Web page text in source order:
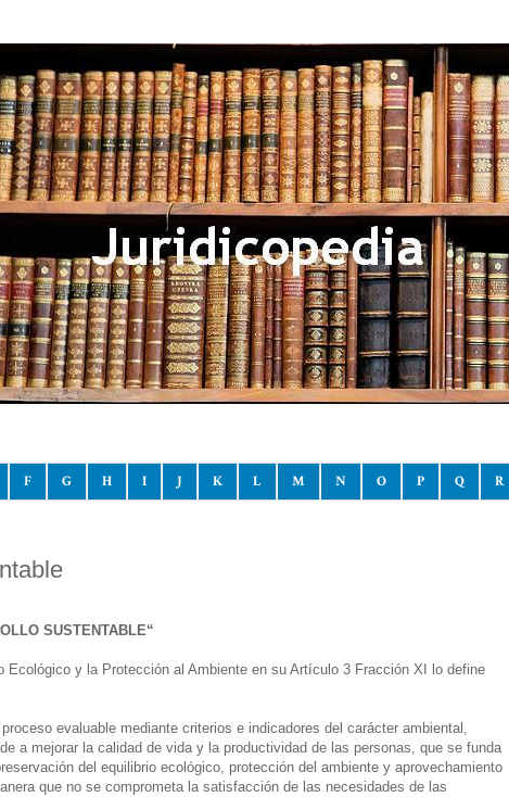
F G H I J K L M N O P Q R
SUSTENTABLE“
Ecológico y la Protección al Ambiente en su Artículo 3 Fracción XI lo define
evaluable mediante criterios e indicadores del carácter ambiental,
a mejorar la calidad de vida y la productividad de las personas, que se funda
del equilibrio ecológico, protección del ambiente y aprovechamiento
que no se comprometa la satisfacción de las necesidades de las